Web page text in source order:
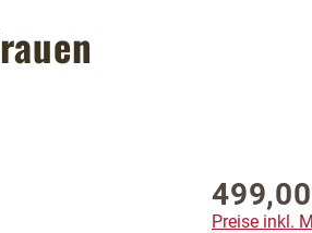
Regulärer
Preise inkl.